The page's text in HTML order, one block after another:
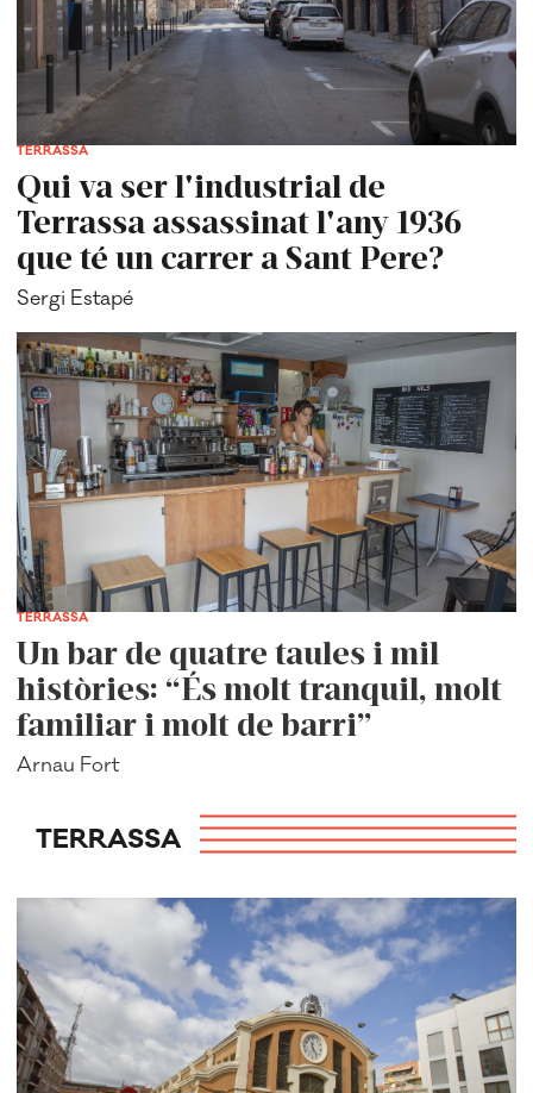
TERRASSA
Qui va ser l'industrial de
Terrassa assassinat l'any 1936
que té un carrer a Sant Pere?
Sergi Estapé
TERRASSA
Un bar de quatre taules i mil
històries: “És molt tranquil, molt
familiar i molt de barri”
Arnau Fort
TERRASSA